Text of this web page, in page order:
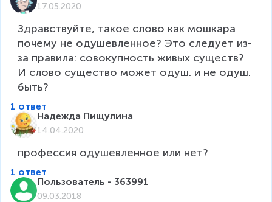
17.05.2020
Здравствуйте, такое слово как мошкара
почему не одушевленное? Это следует из-
за правила: совокупность живых существ?
И слово существо может одуш. и не одуш.
быть?
1 ответ
Надежда Пищулина
14.04.2020
профессия одушевленное или нет?
1 ответ
Пользователь - 363991
09.03.2018